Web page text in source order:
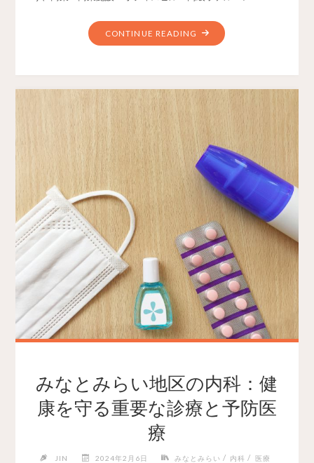
CONTINUE READING
みなとみらい地区の内科：健
康を守る重要な診療と予防医
療
JIN 2024年2月6日 みなとみらい / 内科 / 医療